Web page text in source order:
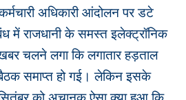
अधिकारी आंदोलन पर डटे
में राजधानी के समस्त इलेक्ट्रॉनिक
चलने लगा कि लगातार हड़ताल
बैठक समाप्त हो गई। लेकिन इसके